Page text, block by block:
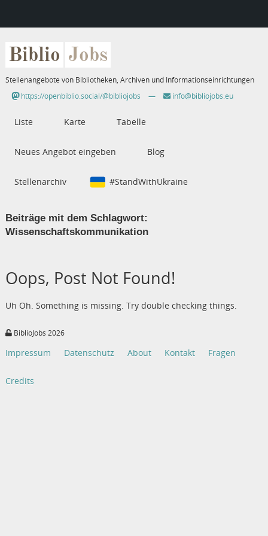
Biblio Jobs
Stellenangebote von Bibliotheken, Archiven und Informationseinrichtungen
https://openbiblio.social/@bibliojobs
— info@bibliojobs.eu
Liste Karte Tabelle
Neues Angebot eingeben Blog
Stellenarchiv #StandWithUkraine
Beiträge mit dem Schlagwort:
Wissenschaftskommunikation
Oops, Post Not Found!
Uh Oh. Something is missing. Try double checking things.
BiblioJobs 2026
Impressum Datenschutz About Kontakt Fragen
Credits